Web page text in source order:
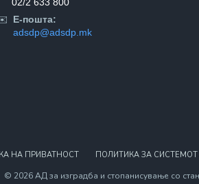
Е-пошта:
adsdp@adsdp.mk
НА ПРИВАТНОСТ ПОЛИТИКА ЗА
© 2026 АД за изградба и стопанисување со